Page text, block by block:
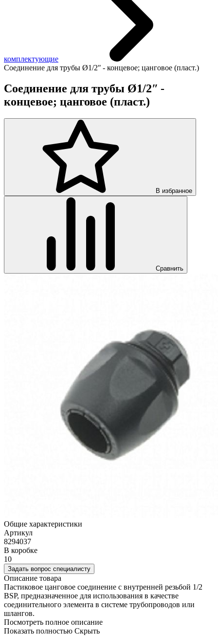
комплектующие
Соединение для трубы Ø1/2ʺ - концевое; цанговое (пласт.)
Соединение для трубы Ø1/2ʺ -
концевое; цанговое (пласт.)
В избранное
Сравнить
Общие характеристики
Артикул
8294037
В коробке
10
Задать вопрос специалисту
Описание товара
Пастиковое цанговое соединение с внутренней резьбой 1/2
BSP, предназначенное для использования в качестве
соединительного элемента в системе трубопроводов или
шлангов.
Посмотреть полное описание
Показать полностью Скрыть